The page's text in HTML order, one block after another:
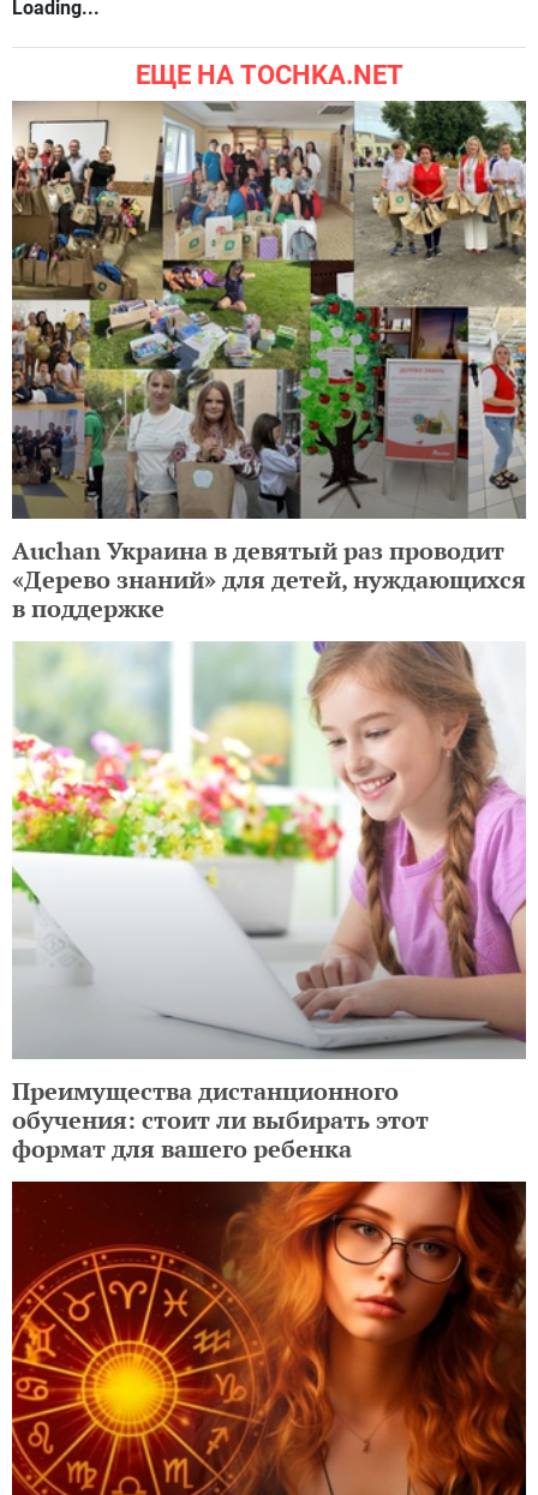
Loading...
ЕЩЕ НА TOCHKA.NET
Auchan Украина в девятый раз проводит
«Дерево знаний» для детей, нуждающихся
в поддержке
Преимущества дистанционного
обучения: стоит ли выбирать этот
формат для вашего ребенка